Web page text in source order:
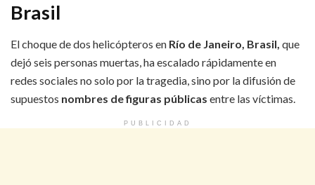
Brasil
El choque de dos helicópteros en Río de Janeiro, Brasil, que
dejó seis personas muertas, ha escalado rápidamente en
redes sociales no solo por la tragedia, sino por la difusión de
supuestos nombres de figuras públicas entre las víctimas.
PUBLICIDAD